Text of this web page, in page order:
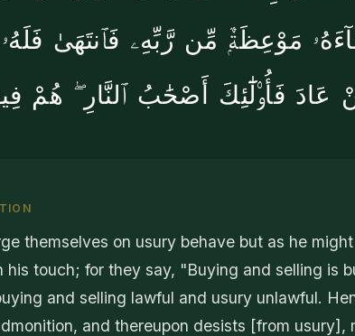
مَوْعِظَةٌۭ مِّن رَّبِّهِۦ فَٱنتَهَىٰ
عَادَ فَأُو۟لَٰٓئِكَ أَصْحَٰبُ ٱلنَّارِ ۖ هُمْ
themselves on usury behave but as he
his touch; for they say, "Buying and selling is
and selling lawful and usury unlawful.
and thereupon desists [from usury],